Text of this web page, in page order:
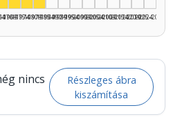
1955–1959: 1
1970–1974
1975–1979
1980–1984
1985–1989
1990–1994
1995–1999
2000–2004
2005–2009
2010–2014
2015–2019
2020–2024
2025–2026
nincs
Részleges ábra
kiszámítása